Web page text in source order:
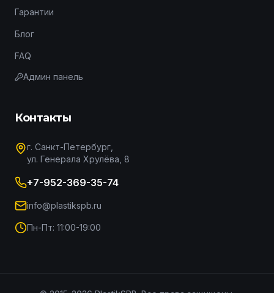
Гарантии
Блог
FAQ
Админ панель
Контакты
г. Санкт-Петербург,
ул. Генерала Хрулёва, 8
+7-952-369-35-74
info@plastikspb.ru
Пн-Пт: 11:00-19:00